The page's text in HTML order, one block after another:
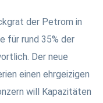
der Petrom in
für rund 35% der
Der neue
einen ehrgeizigen
will Kapazitäten